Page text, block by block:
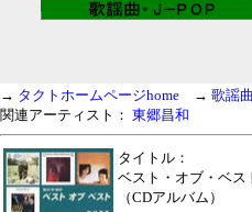
→ タクトホームページhome→ 歌謡
関連アーティスト： 東郷昌和
タイトル：
ベスト・オブ・ベス
（CDアルバム）